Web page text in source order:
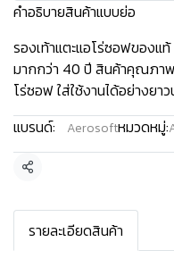
คำอธิบายสินค้าแบบย่อ
รองเท้าแตะแอโร่ซอฟของแ
มากกว่า 40 ปี สินค้าคุณภาพ
โร่ซอฟ ใส่ใช้งานได้อย่างยา
แบรนด์:
Aerosoftหมวดหมู่:
แชร์
รายละเอียดสินค้า